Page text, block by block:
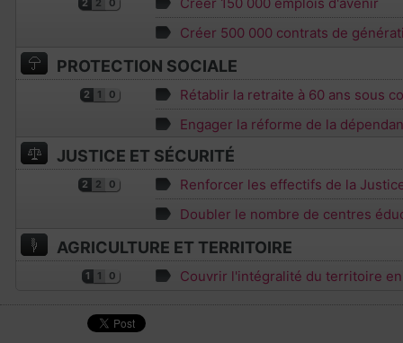
2 2 0
Créer 500 000 contrats de
PROTECTION SOCIALE
2 1 0
Rétablir la retraite à 60 ans sous
Engager la réforme de la
JUSTICE ET SÉCURITÉ
2 2 0
Renforcer les effectifs de la
Doubler le nombre de centres
AGRICULTURE ET TERRITOIRE
1 1 0 Couvrir l'intégralité du territoire